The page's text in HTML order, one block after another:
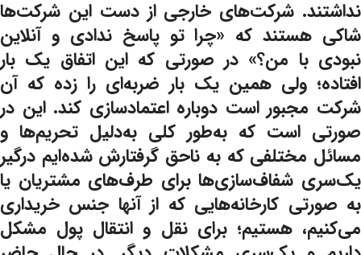
نداشتند. شرکت‌های خارجی از دست این شرکت‌ها
شاکی هستند که «چرا تو پاسخ ندادی و آنلاین
نبودی با من؟» در صورتی که این اتفاق یک بار
افتاده؛ ولی همین یک بار ضربه‌ای را زده که آن
شرکت مجبور است دوباره اعتمادسازی کند. این در
صورتی است که به‌طور کلی به‌دلیل تحریم‌ها و
مسائل مختلفی که به ناحق گرفتارش شده‌ایم درگیر
یک‌سری شفاف‌سازی‌ها برای طرف‌های مشتریان یا
به صورتی کارخانه‌هایی که از آنها جنس خریداری
می‌کنیم، هستیم؛ برای نقل و انتقال پول مشکل